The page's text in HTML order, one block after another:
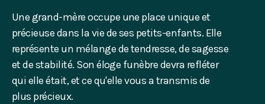
Une grand-mère occupe une place unique et
précieuse dans la vie de ses petits-enfants. Elle
représente un mélange de tendresse, de sagesse
et de stabilité. Son éloge funèbre devra refléter
qui elle était, et ce qu'elle vous a transmis de
plus précieux.